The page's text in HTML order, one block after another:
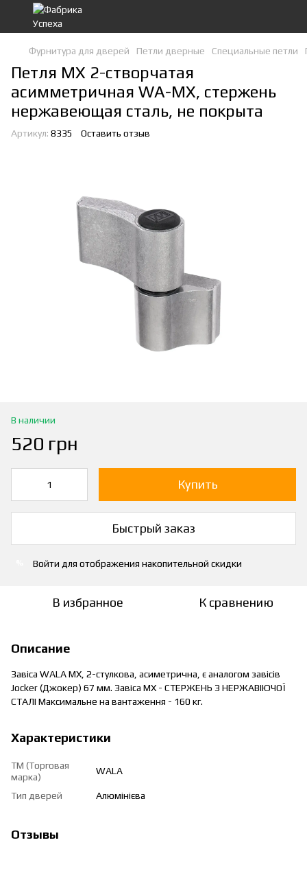
Фурнитура для дверей Петли дверные Специальные петли
Петля MX 2-створчатая
асимметричная WA-MX, стержень
нержавеющая сталь, не покрыта
Артикул: 8335 Оставить отзыв
В наличии
520 грн
Купить
Быстрый заказ
Войти для отображения накопительной скидки
В избранное К сравнению
Описание
Завіса WALA MX, 2-стулкова, асиметрична, є аналогом завісів
Jocker (Джокер) 67 мм. Завіса MX - СТЕРЖЕНЬ З НЕРЖАВІЮЧОЇ
СТАЛІ Максимальне на вантаження - 160 кг.
Характеристики
ТМ (Торговая
марка)
WALA
Тип дверей Алюмінієва
Отзывы